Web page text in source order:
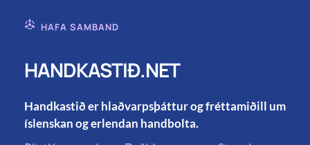
HAFA SAMBAND
HANDKASTIÐ.NET
Handkastið er hlaðvarpsþáttur og fréttamiðill um
íslenskan og erlendan handbolta.